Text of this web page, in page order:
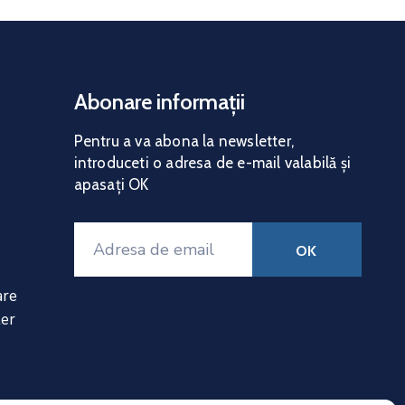
Abonare informații
Pentru a va abona la newsletter,
introduceti o adresa de e-mail valabilă și
apasați OK